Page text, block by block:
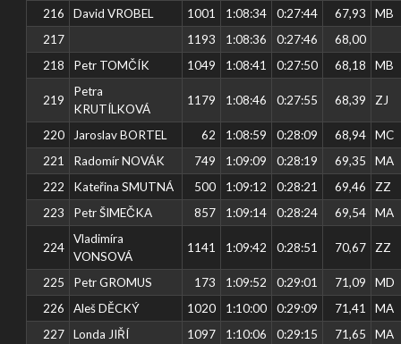
216
David VROBEL 1001 1:08:34 0:27:44 67,93
MB
217
1193 1:08:36 0:27:46
68,00
218
Petr TOMČÍK 1049 1:08:41 0:27:50 68,18 MB
219
Petra
KRUTÍLKOVÁ
1179 1:08:46 0:27:55 68,39 ZJ
220 Jaroslav BORTEL 62 1:08:59 0:28:09 68,94
MC
221
Radomír NOVÁK 749 1:09:09 0:28:19 69,35
MA
222
Kateřina SMUTNÁ 500 1:09:12 0:28:21 69,46
ZZ
223
Petr ŠIMEČKA 857 1:09:14 0:28:24 69,54 MA
224
Vladimíra
VONSOVÁ
1141 1:09:42 0:28:51 70,67 ZZ
225 Petr GROMUS 173 1:09:52 0:29:01 71,09
MD
226
Aleš DĚCKÝ 1020 1:10:00 0:29:09 71,41
MA
227
Londa JIŘÍ 1097 1:10:06 0:29:15 71,65
MA